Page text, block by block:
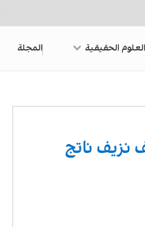
العلوم الحقيقية المجلة
نزيف ناتج